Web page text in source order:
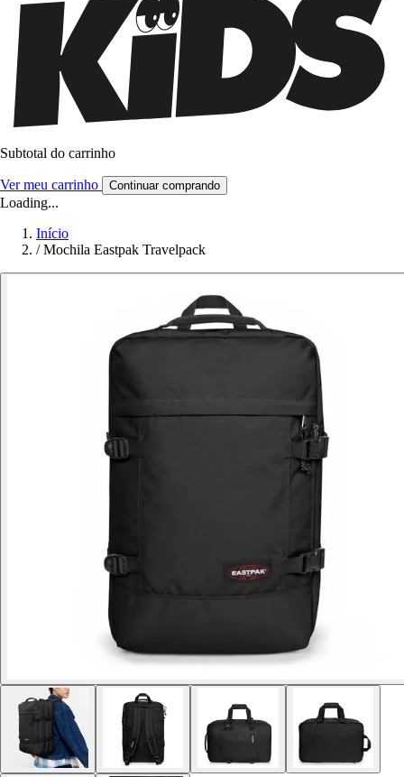
Subtotal do carrinho
Ver meu carrinho Continuar comprando
Loading...
Início
/ Mochila Eastpak Travelpack